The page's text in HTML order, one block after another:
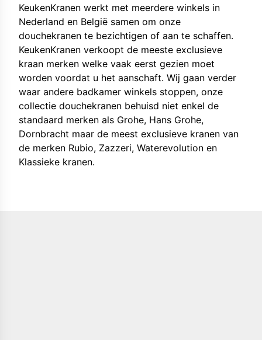
KeukenKranen werkt met meerdere winkels in
Nederland en België samen om onze
douchekranen te bezichtigen of aan te schaffen.
KeukenKranen verkoopt de meeste exclusieve
kraan merken welke vaak eerst gezien moet
worden voordat u het aanschaft. Wij gaan verder
waar andere badkamer winkels stoppen, onze
collectie douchekranen behuisd niet enkel de
standaard merken als Grohe, Hans Grohe,
Dornbracht maar de meest exclusieve kranen van
de merken Rubio, Zazzeri, Waterevolution en
Klassieke kranen.